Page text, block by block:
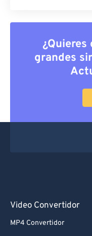
grandes
Video Convertidor
MP4 Convertidor